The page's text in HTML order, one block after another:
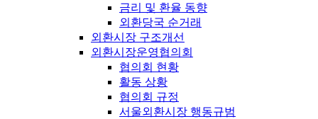
금리 및 환율 동향
외환당국 순거래
외환시장 구조개선
외환시장운영협의회
협의회 현황
활동 상황
협의회 규정
서울외환시장 행동규범